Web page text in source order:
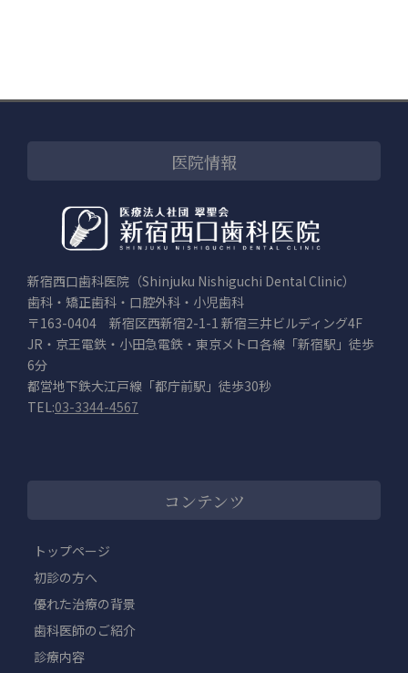
医院情報
新宿西口歯科医院（Shinjuku Nishiguchi Dental Clinic）
歯科・矯正歯科・口腔外科・小児歯科
〒163-0404 新宿区西新宿2-1-1 新宿三井ビルディング4F
JR・京王電鉄・小田急電鉄・東京メトロ各線「新宿駅」徒歩
6分
都営地下鉄大江戸線「都庁前駅」徒歩30秒
TEL:03-3344-4567
コンテンツ
トップページ
初診の方へ
優れた治療の背景
歯科医師のご紹介
診療内容